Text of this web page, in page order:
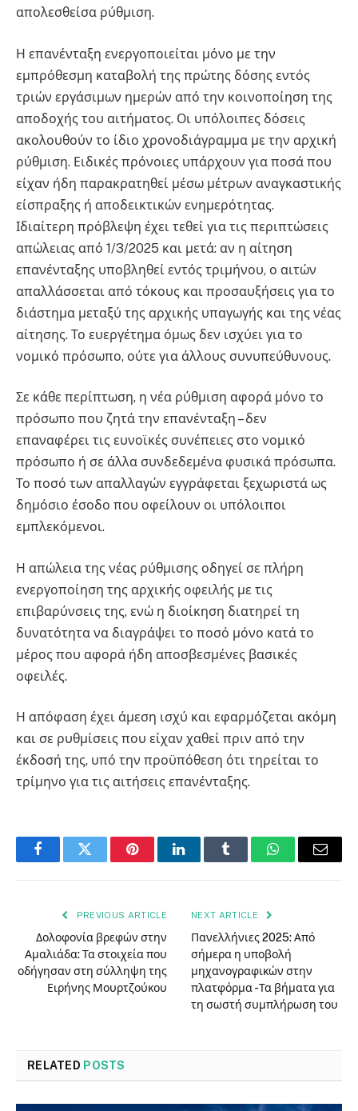
απολεσθείσα ρύθμιση.
Η επανένταξη ενεργοποιείται μόνο με την
εμπρόθεσμη καταβολή της πρώτης δόσης εντός
τριών εργάσιμων ημερών από την κοινοποίηση της
αποδοχής του αιτήματος. Οι υπόλοιπες δόσεις
ακολουθούν το ίδιο χρονοδιάγραμμα με την αρχική
ρύθμιση. Ειδικές πρόνοιες υπάρχουν για ποσά που
είχαν ήδη παρακρατηθεί μέσω μέτρων αναγκαστικής
είσπραξης ή αποδεικτικών ενημερότητας.
Ιδιαίτερη πρόβλεψη έχει τεθεί για τις περιπτώσεις
απώλειας από 1/3/2025 και μετά: αν η αίτηση
επανένταξης υποβληθεί εντός τριμήνου, ο αιτών
απαλλάσσεται από τόκους και προσαυξήσεις για το
διάστημα μεταξύ της αρχικής υπαγωγής και της νέας
αίτησης. Το ευεργέτημα όμως δεν ισχύει για το
νομικό πρόσωπο, ούτε για άλλους συνυπεύθυνους.
Σε κάθε περίπτωση, η νέα ρύθμιση αφορά μόνο το
πρόσωπο που ζητά την επανένταξη – δεν
επαναφέρει τις ευνοϊκές συνέπειες στο νομικό
πρόσωπο ή σε άλλα συνδεδεμένα φυσικά πρόσωπα.
Το ποσό των απαλλαγών εγγράφεται ξεχωριστά ως
δημόσιο έσοδο που οφείλουν οι υπόλοιποι
εμπλεκόμενοι.
Η απώλεια της νέας ρύθμισης οδηγεί σε πλήρη
ενεργοποίηση της αρχικής οφειλής με τις
επιβαρύνσεις της, ενώ η διοίκηση διατηρεί τη
δυνατότητα να διαγράψει το ποσό μόνο κατά το
μέρος που αφορά ήδη αποσβεσμένες βασικές
οφειλές.
Η απόφαση έχει άμεση ισχύ και εφαρμόζεται ακόμη
και σε ρυθμίσεις που είχαν χαθεί πριν από την
έκδοσή της, υπό την προϋπόθεση ότι τηρείται το
τρίμηνο για τις αιτήσεις επανένταξης.
FacebookTwitter PinterestLinkedInTumblr WhatsAppEmail
PREVIOUS ARTICLE
Δολοφονία βρεφών στην
Αμαλιάδα: Τα στοιχεία που
οδήγησαν στη σύλληψη της
Ειρήνης Μουρτζούκου
NEXT ARTICLE
Πανελλήνιες 2025: Από
σήμερα η υποβολή
μηχανογραφικών στην
πλατφόρμα -Τα βήματα για
τη σωστή συμπλήρωση του
RELATED POSTS